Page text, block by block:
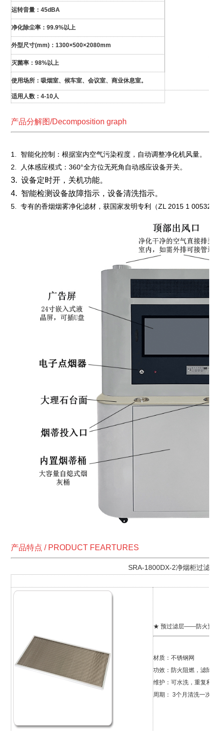
运转音量：45dBA
净化除尘率：99.9%以上
外型尺寸(mm)：1300×500×2080mm
灭菌率：98%以上
使用场所：吸烟室、候车室、会议室、商业休息室。
适用人数：4-10人
产品分解图/Decomposition graph
1. 智能化控制：根据室内空气污染程度，自动调整净化机风量。
2. 人体感应模式：360°全方位无死角自动感应设备开关。
3. 设备定时开，关机功能。
4. 智能检测设备故障指示，设备清洗指示。
5. 专有的香烟烟雾净化滤材，获国家发明专利（ZL 2015 1
产品特点 / PRODUCT FEARTURES
SRA-1800DX-2净烟柜过滤系
★ 预过滤层——防火预过
材质：不锈钢网
功效：防火阻燃，
维护：可水洗，重复利用
周期： 3个月清洗一